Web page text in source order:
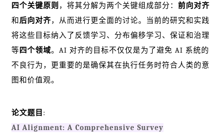
四个关键原则 ，将其分解为两个关键组成部分： 前向对齐
和后向对齐，从而进行更全面的讨论。当前的研究和实践
将这些目标纳入了反馈学习、分布偏移学习、保证和治理
等四个领域。AI 对齐的目标不仅仅是为了避免 AI 系统的
不良行为，更重要的是确保其在执行任务时符合人类的意
图和价值观。
论文题目 :
AI Alignment: A Comprehensive Survey